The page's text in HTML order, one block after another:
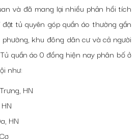
và đã mang lại nhiều phản hồi tích
đặt tủquyên góp quần áo thường gần
khu đông dân cư và cả người
quần áo 0 đồng hiện nay phân bố ở
như:
HN
HN